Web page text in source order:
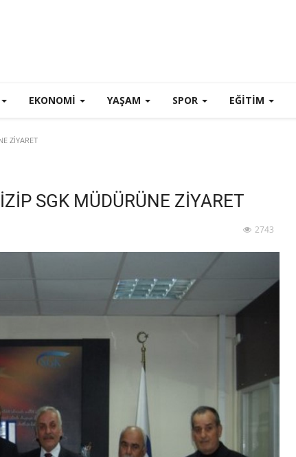
EKONOMI YAŞAM SPOR EĞİTİM
ZİYARET
SGK MÜDÜRÜNE ZİYARET
2743